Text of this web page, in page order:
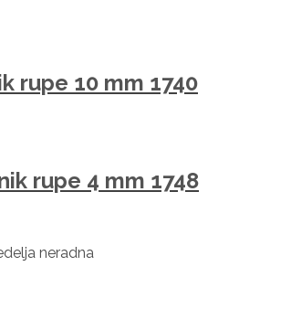
rupe 10 mm 1740
rupe 4 mm 1748
neradna